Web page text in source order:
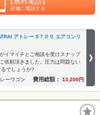
店舗に電話する
アトレー S７００ エアコンリ
イマイチとご相談を受けスナップ
依頼頂きました。圧力は問題ない
でしょうか?
ーワゴン 費用総額： 13,200円